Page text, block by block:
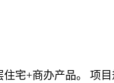
宅+商办产品。